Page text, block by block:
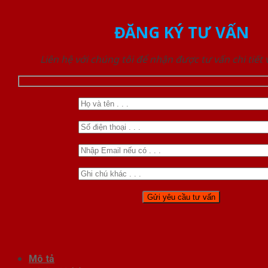
ĐĂNG KÝ TƯ VẤN
Liên hệ với chúng tôi để nhận được tư vấn chi tiết
Mô tả